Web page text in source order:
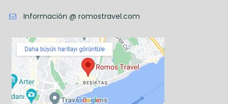
Información @ romostravel.com